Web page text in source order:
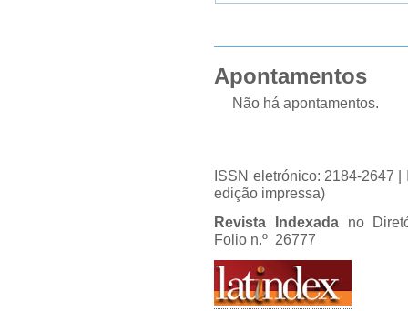
Apontamentos
Não há apontamentos.
ISSN eletrónico: 2184-2647
edição impressa)
Revista Indexadano
Folio n.º 26777